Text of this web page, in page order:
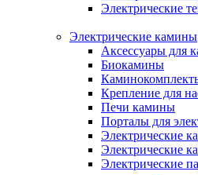
Электрические
Электрические камины
Аксессуары для
Биокамины
Крепление для
Печи камины
Порталы для
Электрические
Электрические
Электрические